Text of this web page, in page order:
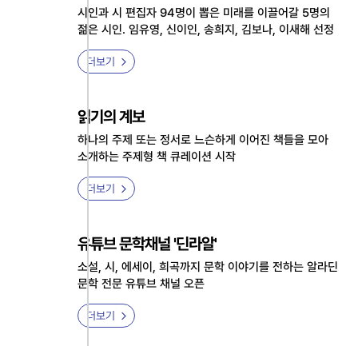
시인과 시 편집자 94명이 뽑은 미래를 이끌어갈 5명의
젊은 시인. 임유영, 신이인, 송희지, 김보나, 이새해 선정
더보기
읽기의 계보
하나의 주제 또는 정서로 느슨하게 이어진 책들을 모아
소개하는 주제형 책 큐레이션 시작
더보기
유튜브 문학채널 '딘라알'
소설, 시, 에세이, 희곡까지 문학 이야기를 전하는 알라딘
문학 전문 유튜브 채널 오픈
더보기